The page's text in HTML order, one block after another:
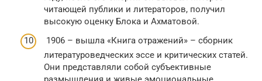
читающей публики и литераторов, получил
высокую оценку Блока и Ахматовой.
1906 – вышла «Книга отражений» – сборник
литературоведческих эссе и критических статей.
Они представляли собой субъективные